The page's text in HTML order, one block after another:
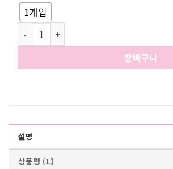
1개입
모스 그린 수량
장바구니
설명
상품평 (1)